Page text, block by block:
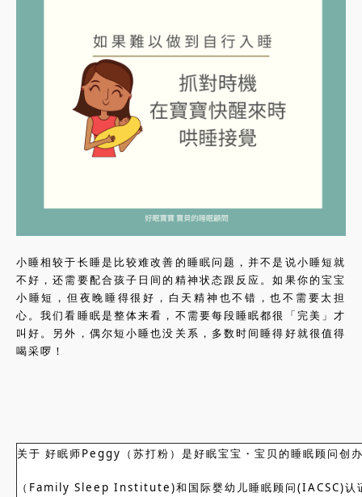
小睡相较于长睡是比较难改善的睡眠问题，并不是说小睡短就
不好，还需要配合孩子日间的精神状态跟反应。如果你的宝宝
小睡短，但夜晚睡得很好，白天精神也不错，也不需要太担
心。我们看睡眠是整体来看，不需要每段睡眠都很「完美」才
叫好。另外，偶尔短小睡也没关系，多数时间睡得好就很值得
喝采啰！
关于 好眠师Peggy（苏打粉）是好眠宝宝・宝贝的睡眠顾问创
（Family Sleep Institute)和国际婴幼儿睡眠顾问(IACSC)认